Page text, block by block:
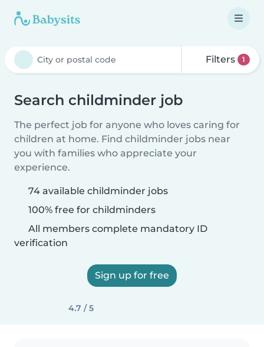
Filters 1
Search childminder job
The perfect job for anyone who loves caring for
children at home. Find childminder jobs near
you with families who appreciate your
experience.
74 available childminder jobs
100% free for childminders
All members complete mandatory ID
verification
Sign up for free
4.7 / 5